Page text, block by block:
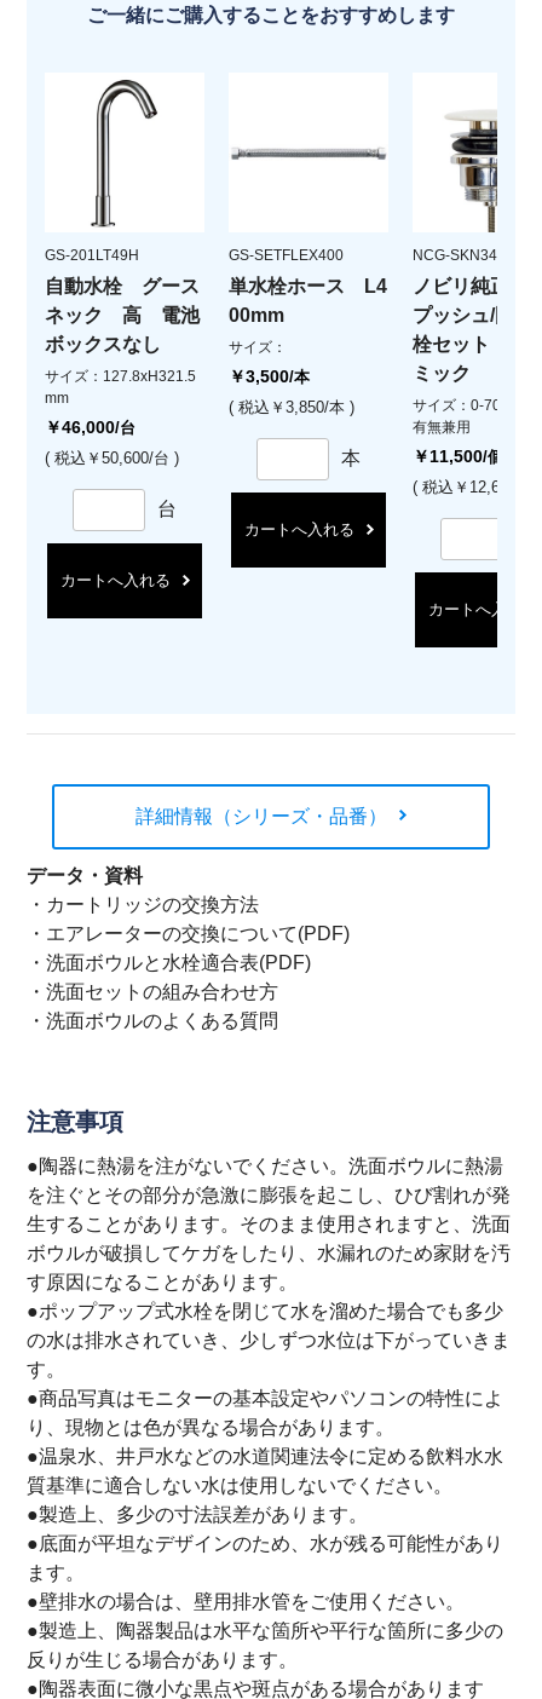
ご一緒にご購入することをおすすめします
GS-201LT49H
自動水栓 グース
ネック 高 電池
ボックスなし
サイズ：127.8xH321.5
mm
￥46,000/台
( 税込￥50,600/台 )
台
カートへ入れる
GS-SETFLEX400
単水栓ホース L4
00mm
サイズ：
￥3,500/本
( 税込￥3,850/本 )
本
カートへ入れる
NCG-SKN34001
ノビリ純正ハ
プッシュ/固定
栓セット 白
ミック
サイズ：0-70mm
有無兼用
￥11,500/個
( 税込￥12,650/個
カートへ入れる
詳細情報（シリーズ・品番）
データ・資料
・ カートリッジの交換方法
・ エアレーターの交換について(PDF)
・洗面ボウルと水栓適合表(PDF)
・洗面セットの組み合わせ方
・洗面ボウルのよくある質問
注意事項
●陶器に熱湯を注がないでください。洗面ボウルに熱湯
を注ぐとその部分が急激に膨張を起こし、ひび割れが発
生することがあります。そのまま使用されますと、洗面
ボウルが破損してケガをしたり、水漏れのため家財を汚
す原因になることがあります。
●ポップアップ式水栓を閉じて水を溜めた場合でも多少
の水は排水されていき、少しずつ水位は下がっていきま
す。
●商品写真はモニターの基本設定やパソコンの特性によ
り、現物とは色が異なる場合があります。
●温泉水、井戸水などの水道関連法令に定める飲料水水
質基準に適合しない水は使用しないでください。
●製造上、多少の寸法誤差があります。
●底面が平坦なデザインのため、水が残る可能性があり
ます。
●壁排水の場合は、壁用排水管をご使用ください。
●製造上、陶器製品は水平な箇所や平行な箇所に多少の
反りが生じる場合があります。
●陶器表面に微小な黒点や斑点がある場合があります